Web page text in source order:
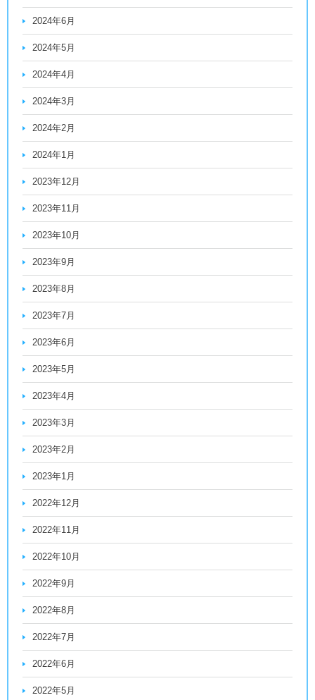
2024年6月
2024年5月
2024年4月
2024年3月
2024年2月
2024年1月
2023年12月
2023年11月
2023年10月
2023年9月
2023年8月
2023年7月
2023年6月
2023年5月
2023年4月
2023年3月
2023年2月
2023年1月
2022年12月
2022年11月
2022年10月
2022年9月
2022年8月
2022年7月
2022年6月
2022年5月